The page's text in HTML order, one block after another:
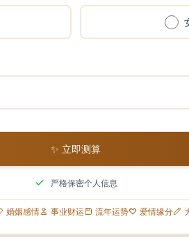
✨ 立即测算
严格保密个人信息
婚姻感情 事业财运 流年运势 爱情缘分